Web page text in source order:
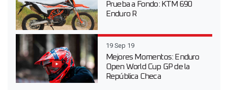
Prueba a Fondo: KTM 690
Enduro R
19 Sep 19
Mejores Momentos: Enduro
Open World Cup GP de la
República Checa